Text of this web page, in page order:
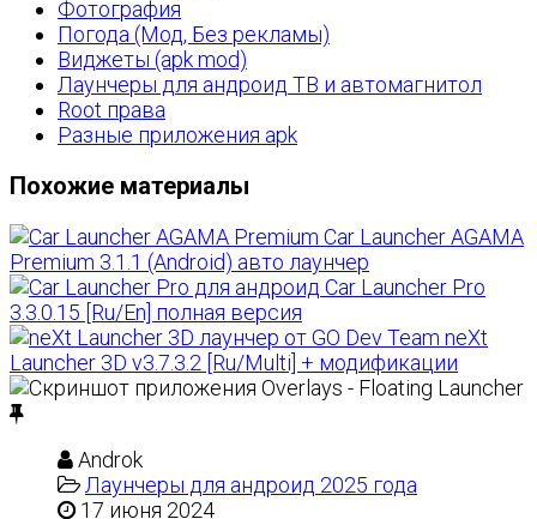
Фотография
Погода (Мод, Без рекламы)
Виджеты (apk mod)
Лаунчеры для андроид ТВ и автомагнитол
Root права
Разные приложения apk
Похожие материалы
Car Launcher AGAMA
Premium 3.1.1 (Android) авто лаунчер
Car Launcher Pro
3.3.0.15 [Ru/En] полная версия
neXt
Launcher 3D v3.7.3.2 [Ru/Multi] + модификации
Androk
Лаунчеры для андроид 2025 года
17 июня 2024